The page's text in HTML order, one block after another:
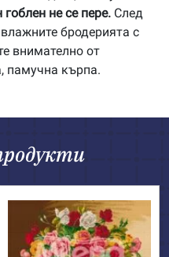
не се пере. След
бродерията с
внимателно от
памучна кърпа.